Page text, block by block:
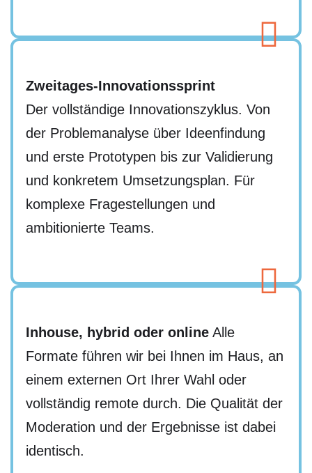
Zweitages-Innovationssprint
Der vollständige Innovationszyklus. Von
der Problemanalyse über Ideenfindung
und erste Prototypen bis zur Validierung
und konkretem Umsetzungsplan. Für
komplexe Fragestellungen und
ambitionierte Teams.
Inhouse, hybrid oder online Alle
Formate führen wir bei Ihnen im Haus, an
einem externen Ort Ihrer Wahl oder
vollständig remote durch. Die Qualität der
Moderation und der Ergebnisse ist dabei
identisch.